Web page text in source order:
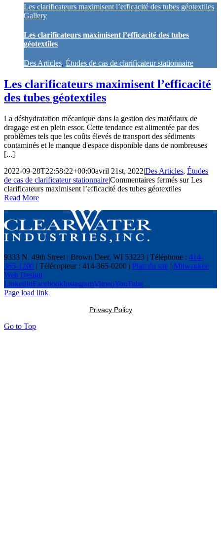
Les clarificateurs maximisent l’efficacité des tubes géotextiles
Gallery
Les clarificateurs maximisent l’efficacité des tubes
géotextiles
Des Articles, Études de cas de clarificateur stationnaire
Les clarificateurs maximisent l’efficacité
des tubes géotextiles
La déshydratation mécanique dans la gestion des matériaux de
dragage est en plein essor. Cette tendance est alimentée par des
problèmes tels que les coûts élevés de transport des sédiments
contaminés et le manque d'espace disponible dans de nombreuses
[...]
2022-09-28T22:58:22+00:00avril 21st, 2022|Des Articles, Études
de cas de clarificateur stationnaire|Commentaires fermés sur Les
clarificateurs maximisent l’efficacité des tubes géotextiles
Read More
9333 N. 49th Street | Brown Deer, WI 53223 | Téléphone : 414-
365-1200 | Télécopieur : 414-365-0200 | Plan du site | Milwaukee
Web Design
LinkedInFacebookInstagramVimeoYouTube
Page load link
Privacy Policy
Go to Top